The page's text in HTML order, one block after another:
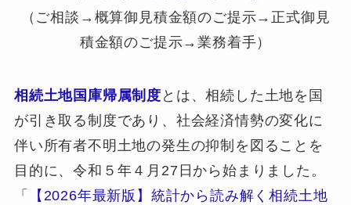
（ご相談→概算御見積金額のご提示→正式御見
積金額のご提示→業務着手）
相続土地国庫帰属制度 とは、相続した土地を国
が引き取る制度であり、社会経済情勢の変化に
伴い所有者不明土地の発生の抑制を図ることを
目的に、令和５年４月27日から始まりました。
「
【2026年最新版】統計から読み解く相続土地